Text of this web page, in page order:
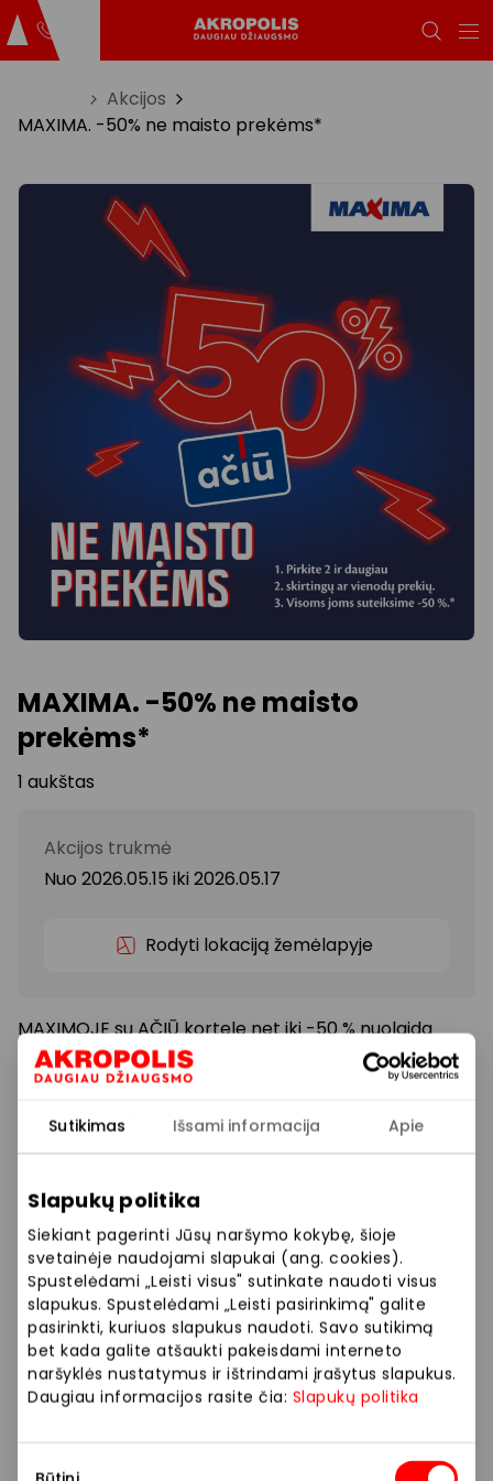
Sutikimas Išsami informacija Apie
Slapukų politika
Siekiant pagerinti Jūsų naršymo kokybę, šioje
svetainėje naudojami slapukai (ang. cookies).
Spustelėdami „Leisti visus" sutinkate naudoti visus
slapukus. Spustelėdami „Leisti pasirinkimą" galite
pasirinkti, kuriuos slapukus naudoti. Savo sutikimą
bet kada galite atšaukti pakeisdami interneto
naršyklės nustatymus ir ištrindami įrašytus slapukus.
Daugiau informacijos rasite čia: Slapukų politika
Akcijos
MAXIMA. -50% ne maisto prekėms*
MAXIMA. -50% ne maisto
prekėms*
1 aukštas
Akcijos trukmė
Nuo 2026.05.15 iki 2026.05.17
Rodyti lokaciją žemėlapyje
MAXIMOJE su AČIŪ kortele net iki -50 % nuolaida
visoms ne maisto prekėms, perkant 2 ar daugiau
prekių.
Prekybos ir pramogų centre „AKROPOLIS“
savarankiškai nustato taikomas nuolaidas, jų
dydžius bei kitas aktualias sąlygas.
Stengiamės kuo tiksliau pateikti aktualią
informaciją, tačiau, jei kyla neatitikimų tarp mūsų
tinklalapyje pateiktos informacijos ir faktinės
informacijos parduotuvėje ar paslaugų teikimo
vietoje, visada vadovaukitės tuo, kas nurodyta
vietoje.